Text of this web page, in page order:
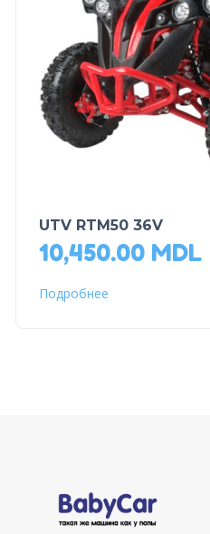
UTV RTM50 36V
10,450.00 MDL
Подробнее